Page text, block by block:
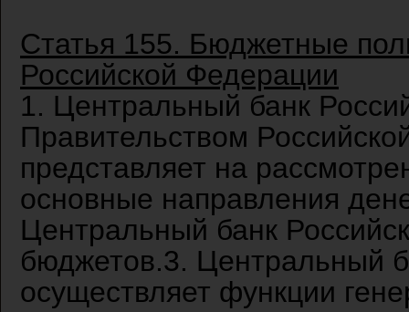
Статья 155. Бюджетные
Российской Федерации
1. Центральный банк
Правительством
представляет на
основные направления
Центральный банк
бюджетов.3. Центральный
осуществляет функции